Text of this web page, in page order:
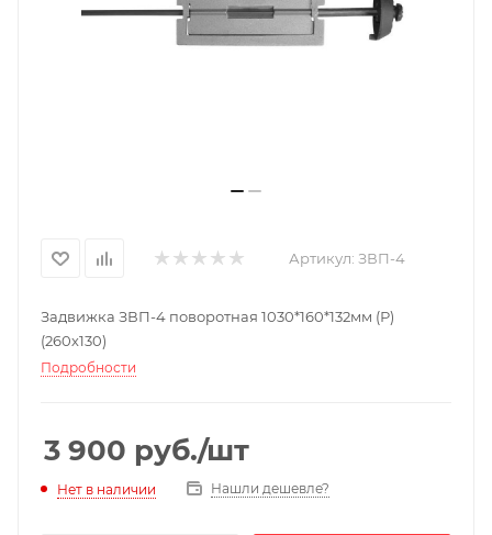
Артикул: ЗВП-4
Задвижка ЗВП-4 поворотная 1030*160*132мм (Р)
(260х130)
Подробности
3 900 руб./шт
Нет в наличии Нашли дешевле?